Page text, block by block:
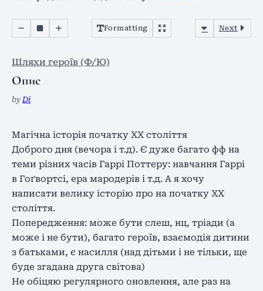
Formatting Next
Шляхи героїв (Ф/Ю)
Опис
by Di
Магічна історія початку XX століття
Доброго дня (вечора і т.д). Є дуже багато фф на
теми різних часів Гаррі Поттеру: навчання Гаррі
в Гоґвортсі, ера мародерів і т.д. А я хочу
написати велику історію про на початку ХХ
століття.
Попередження: може бути слеш, нц, тріади (а
може і не бути), багато героїв, взаємодія дитини
з батьками, є насилля (над дітьми і не тільки, ще
буде згадана друга світова)
Не обіцяю регулярного оновлення, але раз на